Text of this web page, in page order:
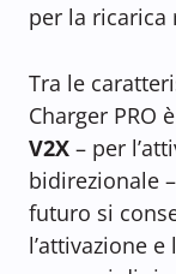
per la ricarica
Tra le
Charger PRO
V2X – per
bidirezionale
futuro si
l’attivazione